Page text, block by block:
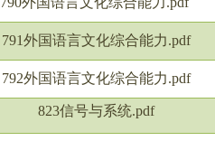
791外国语言文化综合能力.pdf
792外国语言文化综合能力.pdf
823信号与系统.pdf